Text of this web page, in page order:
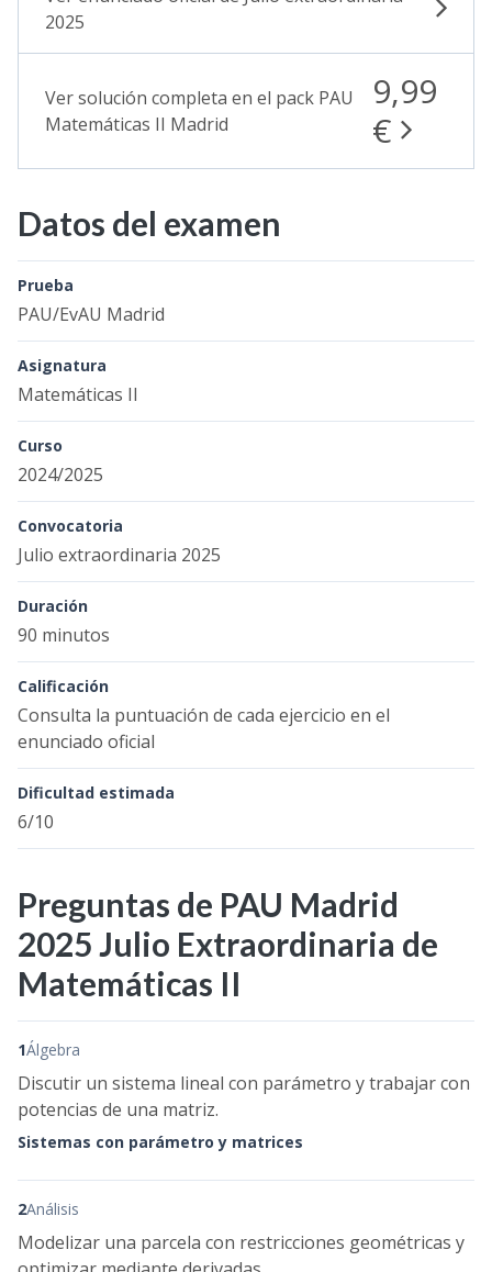
2025
Ver solución completa en el pack PAU
Matemáticas II Madrid
9,99
€
Datos del examen
Prueba
PAU/EvAU Madrid
Asignatura
Matemáticas II
Curso
2024/2025
Convocatoria
Julio extraordinaria 2025
Duración
90 minutos
Calificación
Consulta la puntuación de cada ejercicio en el
enunciado oficial
Dificultad estimada
6/10
Preguntas de PAU Madrid
2025 Julio Extraordinaria de
Matemáticas II
1Álgebra
Discutir un sistema lineal con parámetro y trabajar con
potencias de una matriz.
Sistemas con parámetro y matrices
2Análisis
Modelizar una parcela con restricciones geométricas y